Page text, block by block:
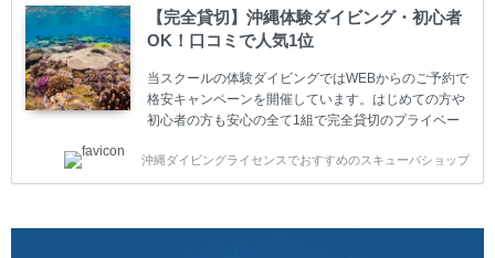
ーター様はファンダイビングの全てのコース費が
10%OFF、フル器材レンタルが50%OFFになります。
沖縄本島周辺ビーチ・ファンダイビング ￥13800(税
込)【 2ビーチ 】 ウエイト / タンク / 送迎...
【完全貸切】沖縄体験ダイビング・初心者
OK！口コミで人気1位
当スクールの体験ダイビングではWEBからのご予約で
格安キャンペーンを開催しています。はじめての方や
初心者の方も安心の全て1組で完全貸切のプライベー
1人様から気軽にご参加ください。 全てのコースで高
画質の記念撮影&水中撮影付きです。初心者の方やダ
す。 沖縄本島周辺ビーチ・体験ダイビング 格安キャ
沖縄ダイビングライセンスでおすすめのスキューバショップ